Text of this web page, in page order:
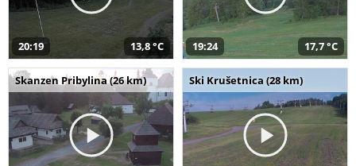
20:19 13,8 °C 19:24 17,7 °C
Skanzen Pribylina (26 km) Ski Krušetnica (28 km)